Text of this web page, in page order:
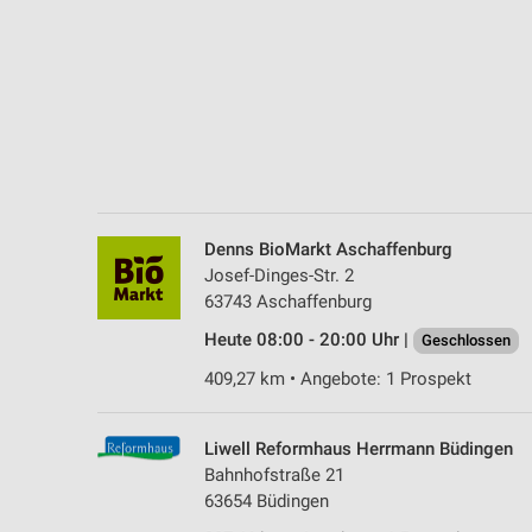
Denns BioMarkt Aschaffenburg
Josef-Dinges-Str. 2
63743 Aschaffenburg
Heute 08:00 - 20:00 Uhr |
Geschlossen
409,27 km • Angebote: 1 Prospekt
Liwell Reformhaus Herrmann Büdingen
Bahnhofstraße 21
63654 Büdingen
Verwendung genauer Standortdaten
Geräte anhand von aktiv angeforderten Informationen
Nicht-IAB-Verarbeitungszwecke:
Performance